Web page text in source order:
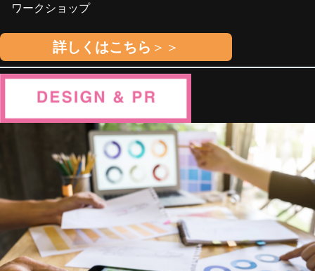
ワークショップ
詳しくはこちら ＞＞